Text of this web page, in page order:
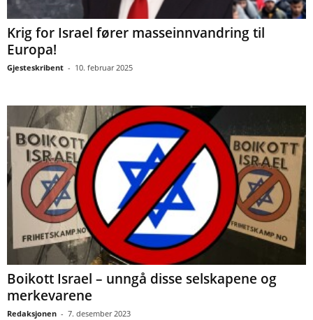
Krig for Israel fører masseinnvandring til
Europa!
Gjesteskribent - 10. februar 2025
Boikott Israel – unngå disse selskapene og
merkevarene
Redaksjonen - 7. desember 2023